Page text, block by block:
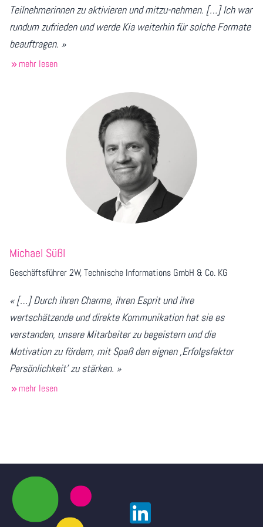
Teilnehmerinnen zu aktivieren und mitzu-nehmen. […] Ich war
rundum zufrieden und werde Kia weiterhin für solche Formate
beauftragen. »
mehr lesen
Michael Süßl
Geschäftsführer 2W, Technische Informations GmbH & Co. KG
« […] Durch ihren Charme, ihren Esprit und ihre
wertschätzende und direkte Kommunikation hat sie es
verstanden, unsere Mitarbeiter zu begeistern und die
Motivation zu fördern, mit Spaß den eignen ,Erfolgsfaktor
Persönlichkeit' zu stärken. »
mehr lesen